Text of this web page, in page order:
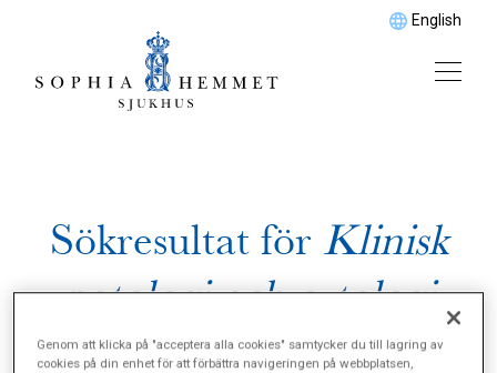
English
Sökresultat för Klinisk
patologi och cytologi
Genom att klicka på "acceptera alla cookies" samtycker du till lagring av
cookies på din enhet för att förbättra navigeringen på webbplatsen,